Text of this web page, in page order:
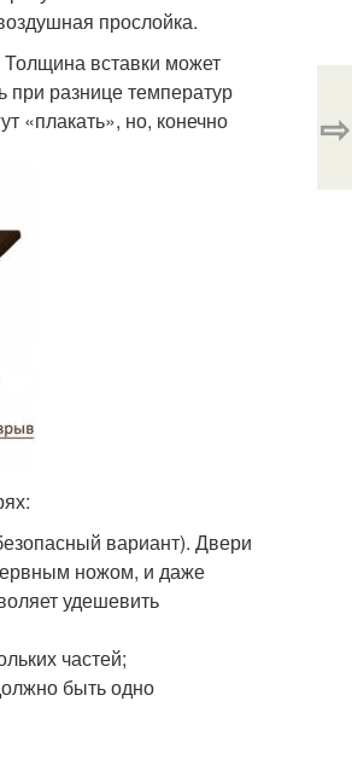
прослойка.
вставки может
при разнице температур
«плакать», но, конечно
вариант). Двери
ножом, и даже
удешевить
частей;
быть одно
⇨